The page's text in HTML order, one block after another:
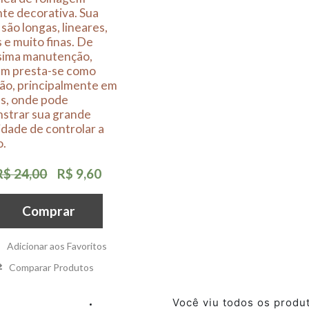
decorativa. Sua
longas, lineares,
e muito finas. De
manutenção,
presta-se como
principalmente em
onde pode
sua grande
de controlar a
24,00 R$ 9,60
Comprar
Comparar Produtos
Adicionar aos Favoritos
Você viu todos os